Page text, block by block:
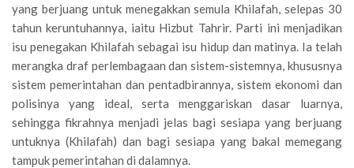
yang berjuang untuk menegakkan semula Khilafah, selepas 30
tahun keruntuhannya, iaitu Hizbut Tahrir. Parti ini menjadikan
isu penegakan Khilafah sebagai isu hidup dan matinya. Ia telah
merangka draf perlembagaan dan sistem-sistemnya, khususnya
sistem pemerintahan dan pentadbirannya, sistem ekonomi dan
polisinya yang ideal, serta menggariskan dasar luarnya,
sehingga fikrahnya menjadi jelas bagi sesiapa yang berjuang
untuknya (Khilafah) dan bagi sesiapa yang bakal memegang
tampuk pemerintahan di dalamnya.